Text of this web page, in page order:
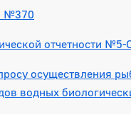
№370
отчетности
осуществления
водных